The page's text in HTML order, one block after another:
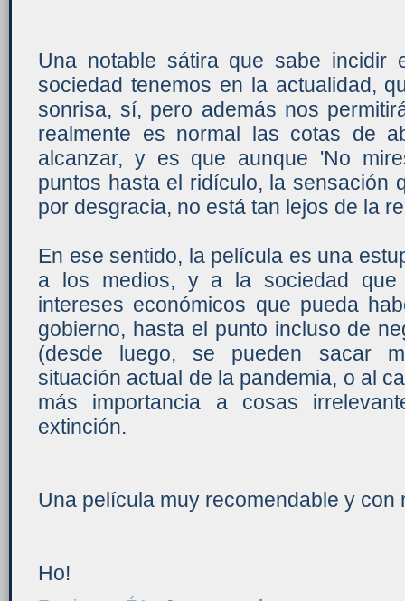
Una notable sátira que sabe incidir
sociedad tenemos en la actualidad,
sonrisa, sí, pero además nos
realmente es normal las cotas de
alcanzar, y es que aunque 'No
puntos hasta el ridículo, la sensación
por desgracia, no está tan lejos de la
En ese sentido, la película es una
a los medios, y a la sociedad
intereses económicos que pueda
gobierno, hasta el punto incluso de
(desde luego, se pueden sacar
situación actual de la pandemia, o al
más importancia a cosas
extinción.
Una película muy recomendable y
Ho!